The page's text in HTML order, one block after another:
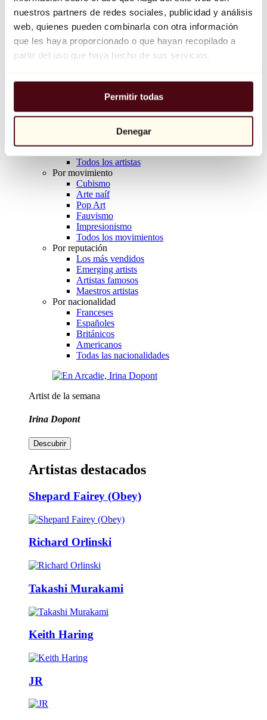
nuestros partners de redes sociales, publicidad y análisis
web, quienes pueden combinarla con otra información
que les haya proporcionado o que hayan recopilado a
partir del uso que haya hecho de sus servicios.
Permitir todas
Denegar
Balloon Dog (Orange)
Jeff Koons
10.000 €
Explorar
Todos los escultores
Todos los fotógrafos
Todos los artistas
Por movimiento
Cubismo
Arte naíf
Pop Art
Fauvismo
Impresionismo
Todos los movimientos
Por reputación
Los más vendidos
Emerging artists
Artistas famosos
Maestros artistas
Por nacionalidad
Franceses
Españoles
Británicos
Americanos
Todas las nacionalidades
Artist de la semana
Irina Dopont
Descubrir
Artistas destacados
Shepard Fairey (Obey)
Richard Orlinski
Takashi Murakami
Keith Haring
JR